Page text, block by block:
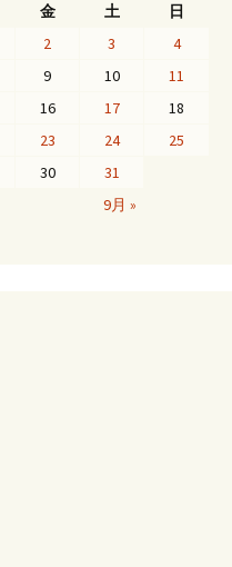
金 土
日
2 3
4
9 10
11
16 17
18
23 24
25
30
31
9月 »